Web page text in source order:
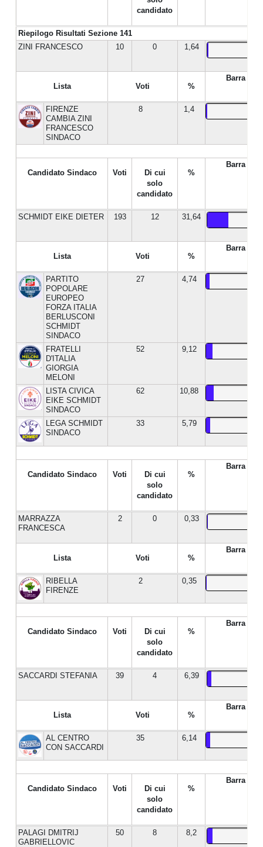
Riepilogo Risultati Sezione 141
candidato
ZINI FRANCESCO 10 0 1,64
Lista Voti %
Barra %
FIRENZE
CAMBIA ZINI
FRANCESCO
SINDACO
8 1,4
Candidato Sindaco Voti
Di cui
solo
candidato
%
Barra %
SCHMIDT EIKE DIETER 193 12 31,64
Lista Voti %
Barra %
PARTITO
POPOLARE
EUROPEO
FORZA ITALIA
BERLUSCONI
SCHMIDT
SINDACO
27 4,74
FRATELLI
D'ITALIA
GIORGIA
MELONI
52 9,12
LISTA CIVICA
EIKE SCHMIDT
SINDACO
62 10,88
LEGA SCHMIDT
SINDACO
33 5,79
Candidato Sindaco Voti
Di cui
solo
candidato
%
Barra %
MARRAZZA
FRANCESCA
2 0 0,33
Lista Voti %
Barra %
RIBELLA
FIRENZE
2 0,35
Candidato Sindaco Voti
Di cui
solo
candidato
%
Barra %
SACCARDI STEFANIA 39 4 6,39
Lista Voti %
Barra %
AL CENTRO
CON SACCARDI
35 6,14
Candidato Sindaco Voti
Di cui
solo
candidato
%
Barra %
PALAGI DMITRIJ
GABRIELLOVIC
50 8 8,2